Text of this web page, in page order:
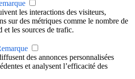
les interactions des visiteurs,
sur des métriques comme le nombre de
et les sources de trafic.
des annonces personnalisées
et analysent l’efficacité des